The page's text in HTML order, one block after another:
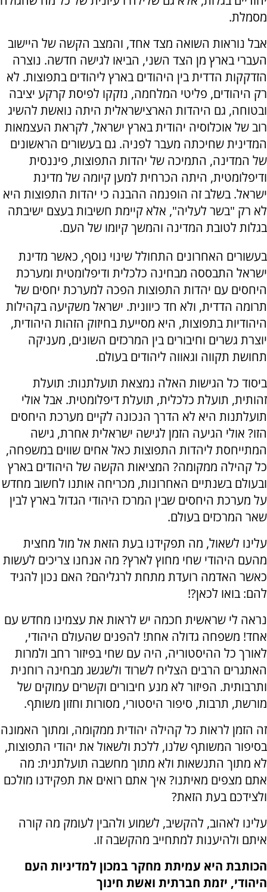
מסמלת.
אבל נוראות השואה מצד אחד, והמצב הקשה של היישוב
העברי בארץ מן הצד השני, הביאו לגישה חדשה. נוצרה
הזדקקות הדדית בין היהודים בארץ ליהודים בתפוצות. לא
רק היהודים, פליטי המלחמה, נזקקו לפיסת קרקע יציבה
ובטוחה, גם היהדות הארצישראלית היתה נואשת להשיג
רוב של אוכלוסיה יהודית בארץ ישראל, לקראת העצמאות
המדינית שחיכתה מעבר לפניה. גם בעשורים הראשונים
של המדינה, התמיכה של יהדות התפוצות, פיננסית
ודיפלומטית, היתה הכרחית למען קיומה של מדינת
ישראל. בשלב זה הופנמה ההבנה כי יהדות התפוצות היא
לא רק "בשר לעליה", אלא קיימת חשיבות בעצם ישיבתה
בגלות לטובת המדינה והמשך קיומו של העם.
בעשורים האחרונים התחולל שינוי נוסף, כאשר מדינת
ישראל התבססה מבחינה כלכלית ודיפלומטית ומערכת
היחסים עם יהדות התפוצות הפכה למערכת יחסים של
תרומה הדדית, ולא חד כיוונית. ישראל משקיעה בקהילות
היהודיות בתפוצות, היא מסייעת בחיזוק הזהות היהודית,
יוצרת גשרים וחיבורים בין המרכזים השונים, מעניקה
תחושת תקווה וגאווה ליהודים בעולם.
ביסוד כל הגישות האלה נמצאת תועלתנות: תועלת
זהותית, תועלת כלכלית, תועלת דיפלומטית. אבל אולי
תועלתנות היא לא הדרך הנכונה לקיים מערכת היחסים
הזו? אולי הגיעה הזמן לגישה ישראלית אחרת, גישה
המתייחסת ליהדות התפוצות כאל אחים שווים במשפחה,
כל קהילה ממקומה? המציאות הקשה של היהודים בארץ
ובעולם בשנתיים האחרונות, מכריחה אותנו לחשוב מחדש
על מערכת היחסים שבין המרכז היהודי הגדול בארץ לבין
שאר המרכזים בעולם.
עלינו לשאול, מה תפקידנו בעת הזאת אל מול מחצית
מהעם היהודי שחי מחוץ לארץ? מה אנחנו צריכים לעשות
כאשר האדמה רועדת מתחת לרגליהם? האם נכון להגיד
להם: בואו לכאן?!
נראה לי שראשית חכמה יש לראות את עצמינו מחדש עם
אחד! משפחה גדולה אחת! להפנים שהעולם היהודי,
לאורך כל ההיסטוריה, היה עם שחי בפיזור רחב ולמרות
האתגרים הרבים הצליח לשרוד ולשגשג מבחינה רוחנית
ותרבותית. הפיזור לא מנע חיבורים וקשרים עמוקים של
מורשת, תרבות, סיפור היסטורי, מסורות וחזון משותף.
זה הזמן לראות כל קהילה יהודית ממקומה, ומתוך האמונה
בסיפור המשותף שלנו, ללכת ולשאול את יהודי התפוצות,
לא מתוך התנשאות ולא מתוך מחשבה תועלתנית: מה
אתם מצפים מאיתנו? איך אתם רואים את תפקידנו מולכם
ולצידכם בעת הזאת?
עלינו לאהוב, להקשיב, לשמוע ולהבין לעומק מה קורה
איתם ולהיענות למתחייב מהקשבה זו.
הכותבת היא עמיתת מחקר במכון למדיניות העם
היהודי, יזמת חברתית ואשת חינוך